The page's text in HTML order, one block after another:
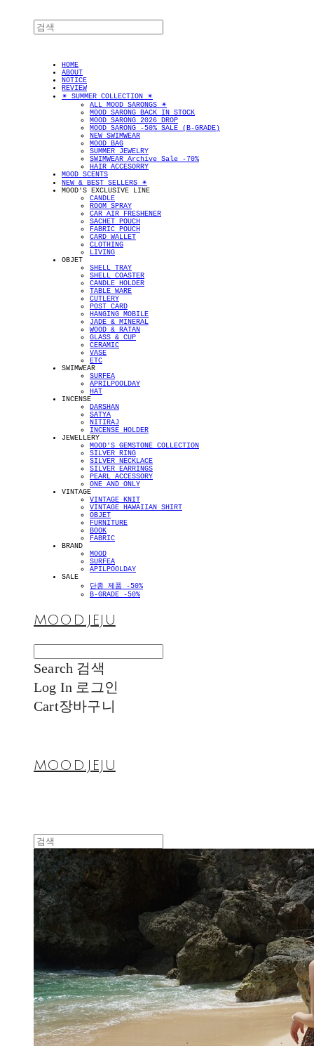
HOME
ABOUT
NOTICE
REVIEW
✴︎ SUMMER COLLECTION ✴︎
ALL MOOD SARONGS ✴︎
MOOD SARONG BACK IN STOCK
MOOD SARONG 2026 DROP
MOOD SARONG -50% SALE (B-GRADE)
NEW SWIMWEAR
MOOD BAG
SUMMER JEWELRY
SWIMWEAR Archive Sale -70%
HAIR ACCESORRY
MOOD SCENTS
NEW & BEST SELLERS ✴︎
MOOD'S EXCLUSIVE LINE
CANDLE
ROOM SPRAY
CAR AIR FRESHENER
SACHET POUCH
FABRIC POUCH
CARD WALLET
CLOTHING
LIVING
OBJET
SHELL TRAY
SHELL COASTER
CANDLE HOLDER
TABLE WARE
CUTLERY
POST CARD
HANGING MOBILE
JADE & MINERAL
WOOD & RATAN
GLASS & CUP
CERAMIC
VASE
ETC
SWIMWEAR
SURFEA
APRILPOOLDAY
HAT
INCENSE
DARSHAN
SATYA
NITIRAJ
INCENSE HOLDER
JEWELLERY
MOOD'S GEMSTONE COLLECTION
SILVER RING
SILVER NECKLACE
SILVER EARRINGS
PEARL ACCESSORY
ONE AND ONLY
VINTAGE
VINTAGE KNIT
VINTAGE HAWAIIAN SHIRT
OBJET
FURNITURE
BOOK
FABRIC
BRAND
MOOD
SURFEA
APILPOOLDAY
SALE
단종 제품 -50%
B-GRADE -50%
MOOD.JEJU
Search 검색
Log In 로그인
Cart장바구니
MOOD.JEJU